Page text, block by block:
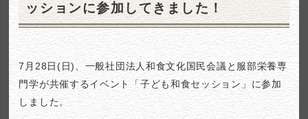
ッションに参加してきました！
7月28日(日)、一般社団法人和食文化国民会議と服部栄養専
門学が共催するイベント「子ども和食セッション」に参加
しました。